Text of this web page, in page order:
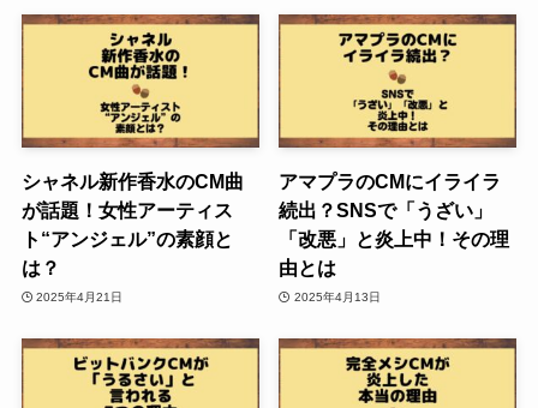
シャネル新作香水のCM曲
が話題！女性アーティス
ト“アンジェル”の素顔と
は？
2025年4月21日
アマプラのCMにイライラ
続出？SNSで「うざい」
「改悪」と炎上中！その理
由とは
2025年4月13日